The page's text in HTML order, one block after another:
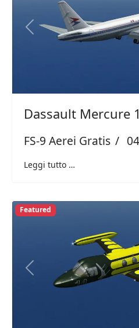
Previous
Dassault Mercure
FS-9 Aerei Gratis
Leggi tutto …
Previous
Featured